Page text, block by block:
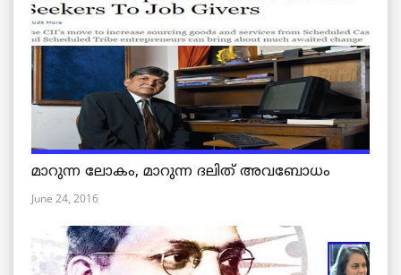
മാറുന്ന ലോകം, മാറുന്ന ദലിത് അവബോധം
June 24, 2016